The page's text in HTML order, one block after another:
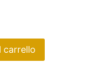
carrello